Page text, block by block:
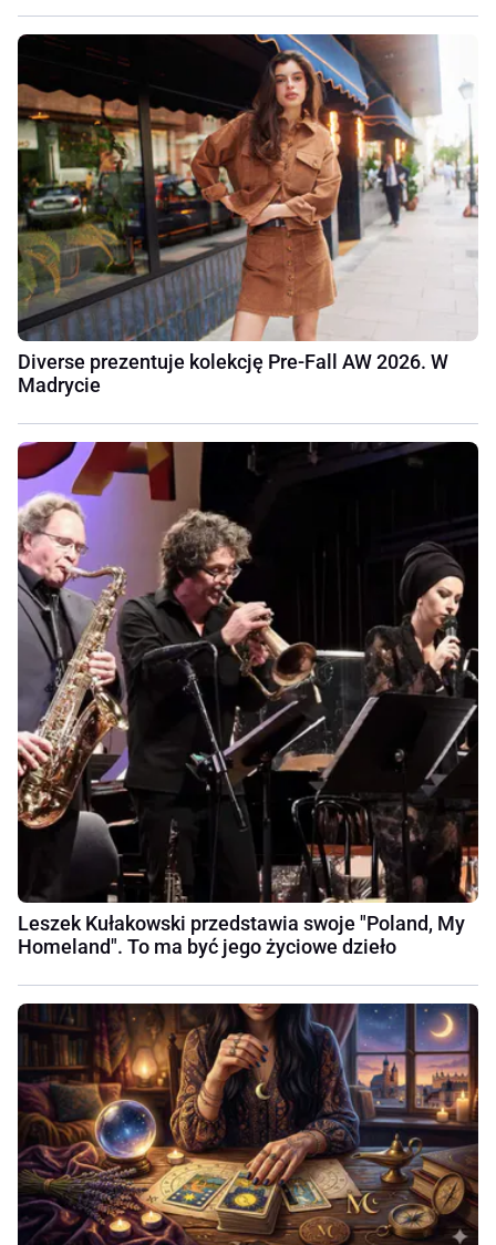
Diverse prezentuje kolekcję Pre-Fall AW 2026. W
Madrycie
Leszek Kułakowski przedstawia swoje "Poland, My
Homeland". To ma być jego życiowe dzieło